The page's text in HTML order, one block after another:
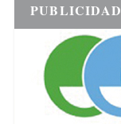
PUBLICIDAD